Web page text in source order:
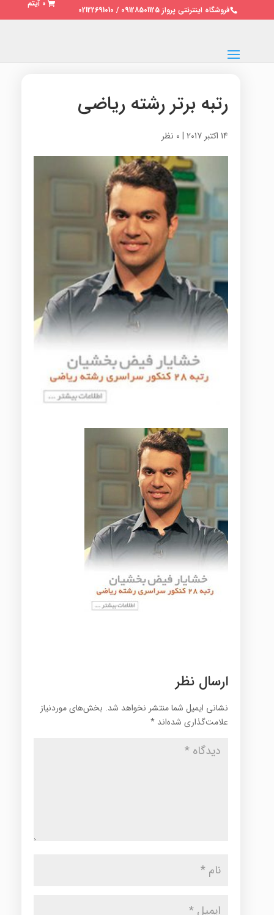
فروشگاه اینترنتی پرواز 09128501125 / 02122691010
0 آیتم
رتبه برتر رشته ریاضی
14 اکتبر 2017 | 0 نظر
ارسال نظر
نشانی ایمیل شما منتشر نخواهد شد. بخش‌های موردنیاز
علامت‌گذاری شده‌اند *